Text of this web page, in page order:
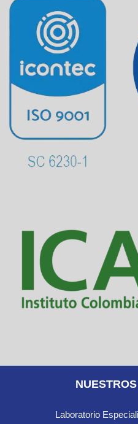
Laboratorio